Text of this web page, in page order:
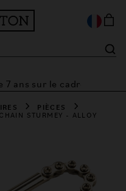
ans sur le cadre
PIÈCES
STURMEY - ALLOY